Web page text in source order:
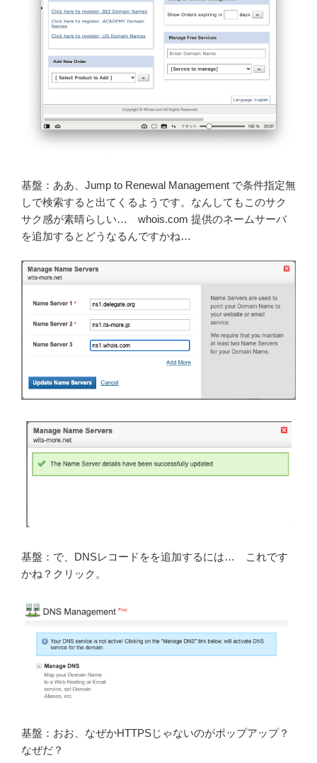
基盤：ああ、Jump to Renewal Management で条件指定無
しで検索すると出てくるようです。なんしてもこのサク
サク感が素晴らしい… whois.com 提供のネームサーバ
を追加するとどうなるんですかね…
基盤：で、DNSレコードをを追加するには… これです
かね？クリック。
基盤：おお、なぜかHTTPSじゃないのがポップアップ？
なぜだ？